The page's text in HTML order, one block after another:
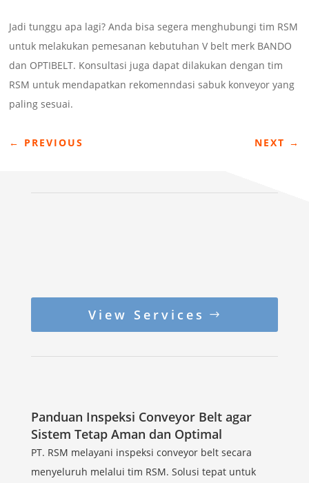
Jadi tunggu apa lagi? Anda bisa segera menghubungi tim RSM
untuk melakukan pemesanan kebutuhan V belt merk BANDO
dan OPTIBELT. Konsultasi juga dapat dilakukan dengan tim
RSM untuk mendapatkan rekomenndasi sabuk konveyor yang
paling sesuai.
← PREVIOUS NEXT →
View Services
Panduan Inspeksi Conveyor Belt agar
Sistem Tetap Aman dan Optimal
PT. RSM melayani inspeksi conveyor belt secara
menyeluruh melalui tim RSM. Solusi tepat untuk